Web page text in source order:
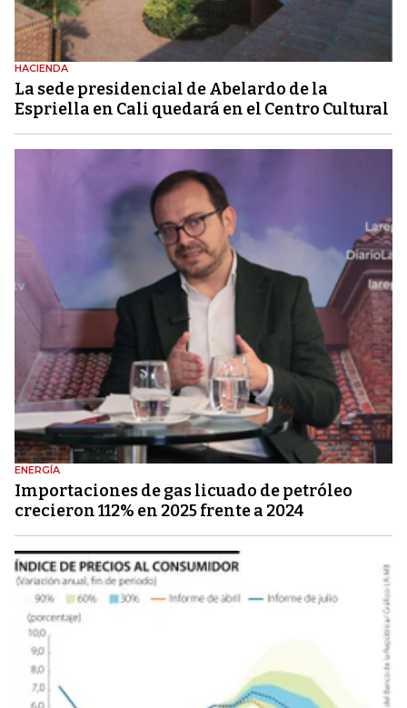
HACIENDA
La sede presidencial de Abelardo de la
Espriella en Cali quedará en el Centro Cultural
ENERGÍA
Importaciones de gas licuado de petróleo
crecieron 112% en 2025 frente a 2024